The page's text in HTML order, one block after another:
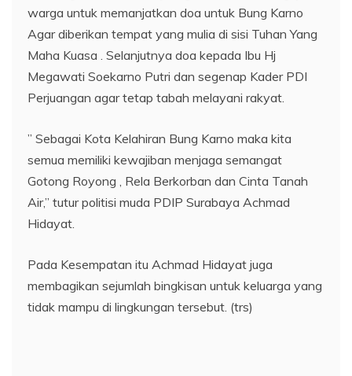
warga untuk memanjatkan doa untuk Bung Karno
Agar diberikan tempat yang mulia di sisi Tuhan Yang
Maha Kuasa . Selanjutnya doa kepada Ibu Hj
Megawati Soekarno Putri dan segenap Kader PDI
Perjuangan agar tetap tabah melayani rakyat.
” Sebagai Kota Kelahiran Bung Karno maka kita
semua memiliki kewajiban menjaga semangat
Gotong Royong , Rela Berkorban dan Cinta Tanah
Air,” tutur politisi muda PDIP Surabaya Achmad
Hidayat.
Pada Kesempatan itu Achmad Hidayat juga
membagikan sejumlah bingkisan untuk keluarga yang
tidak mampu di lingkungan tersebut. (trs)